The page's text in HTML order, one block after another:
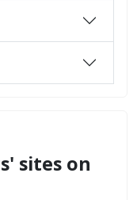
sites on